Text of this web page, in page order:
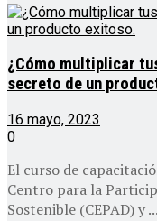
¿Cómo multiplicar
secreto de un
16 mayo, 2023
0
El curso de
Centro para la
Sostenible (CEPAD) y ...